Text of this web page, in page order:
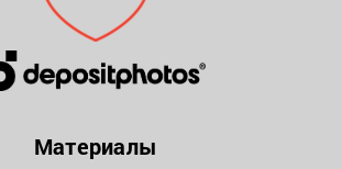
Материалы